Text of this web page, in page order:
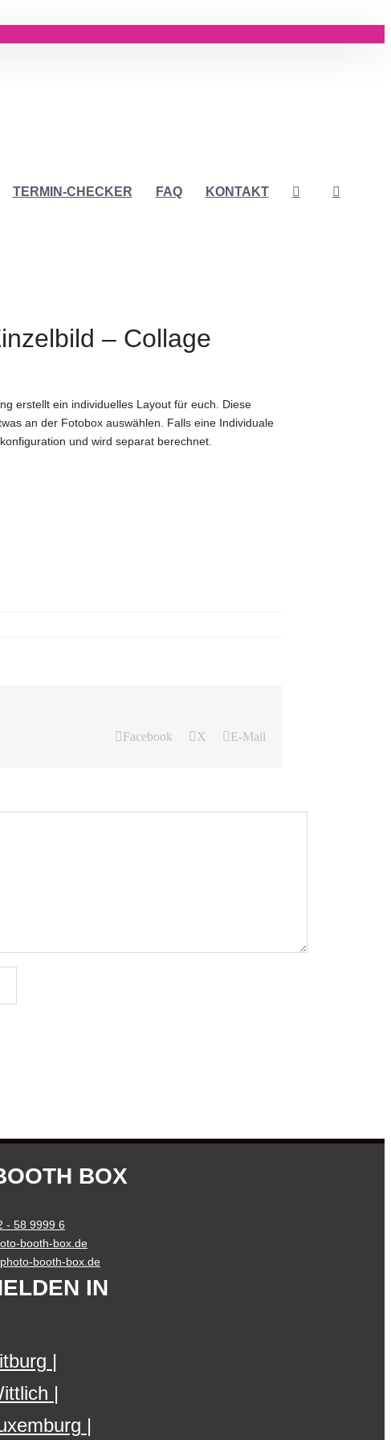
TERMIN-CHECKER FAQ KONTAKT
– Collage
erstellt ein individuelles Layout für euch. Diese
an der Fotobox auswählen. Falls eine Individuale
und wird separat berechnet.
Facebook X E-Mail
BOX
- 58 9999 6
booth-box.de
booth-box.de
IN